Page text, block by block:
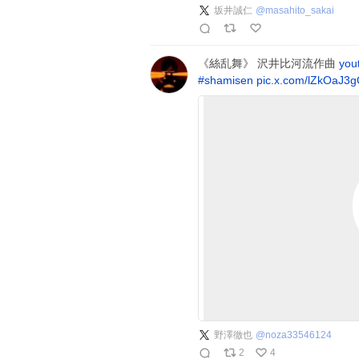
坂井誠仁 @masahito_sakai
《絲乱舞》 沢井比河流作曲
#shamisen pic.x.com/
野澤徹也 @noza33546124
2
4